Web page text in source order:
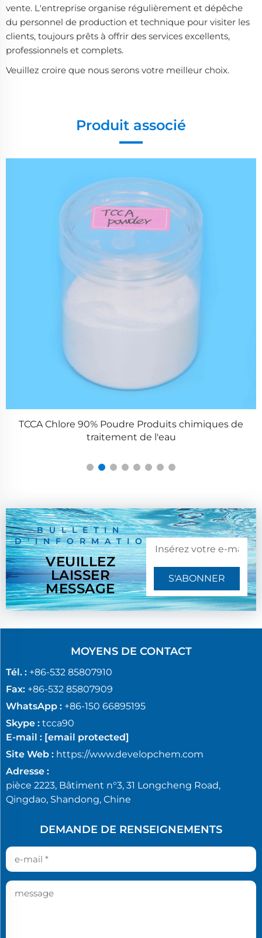
vente. L'entreprise organise régulièrement et dépêche
du personnel de production et technique pour visiter les
clients, toujours prêts à offrir des services excellents,
professionnels et complets.
Veuillez croire que nous serons votre meilleur choix.
Produit associé
Série ZPS100-10 Grande presse à comprimés rotative
BULLETIN
D'INFORMATION
VEUILLEZ
LAISSER
MESSAGE
S'ABONNER
MOYENS DE CONTACT
Tél. : +86-532 85807910
Fax: +86-532 85807909
WhatsApp : +86-150 66895195
Skype : tcca90
E-mail : [email protected]
Site Web : https://www.developchem.com
Adresse :
pièce 2223, Bâtiment n°3, 31 Longcheng Road,
Qingdao, Shandong, Chine
DEMANDE DE RENSEIGNEMENTS